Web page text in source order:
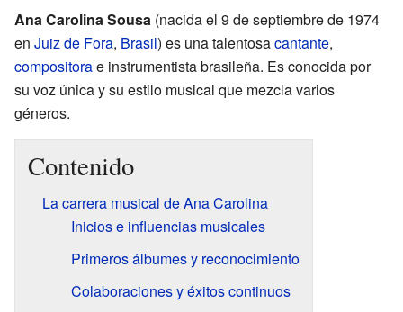
Ana Carolina Sousa (nacida el 9 de septiembre de 1974
en Juiz de Fora, Brasil) es una talentosacantante,
compositorae instrumentista brasileña. Es conocida por
su voz única y su estilo musical que mezcla varios
géneros.
Contenido
La carrera musical de Ana Carolina
Inicios e influencias musicales
Primeros álbumes y reconocimiento
Colaboraciones y éxitos continuos